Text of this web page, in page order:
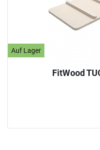
Auf Lager
FitWood